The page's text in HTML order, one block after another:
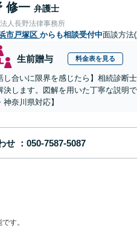
修一 弁護士
人長野法律事務所
市戸塚区 からも相談受付中面談方法
生前贈与 料金表を見る
し合いに限界を感じたら】相続診断
決します。図解を用いた丁寧な説明
神奈川県対応】
せ
す。